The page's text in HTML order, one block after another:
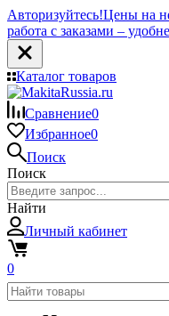
Авторизуйтесь!Цены на
работа с заказами –
Каталог товаров
Сравнение0
Избранное0
Поиск
Поиск
Найти
Личный кабинет
0